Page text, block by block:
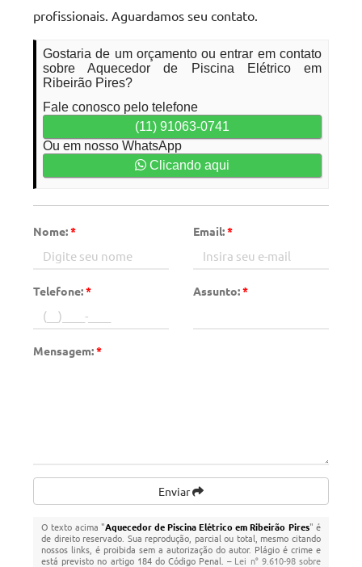
profissionais. Aguardamos seu contato.
Gostaria de um orçamento ou entrar em contato
sobre Aquecedor de Piscina Elétrico em
Ribeirão Pires?
Fale conosco pelo telefone
(11) 91063-0741
Ou em nosso WhatsApp
Clicando aqui
Nome:* Email:*
Telefone:* Assunto:*
Mensagem:*
Enviar
O texto acima "Aquecedor de Piscina Elétrico em Ribeirão Pires" é
de direito reservado. Sua reprodução, parcial ou total, mesmo citando
nossos links, é proibida sem a autorização do autor. Plágio é crime e
está previsto no artigo 184 do Código Penal. – Lei n° 9.610-98 sobre